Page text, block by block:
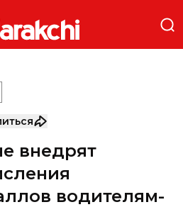
внедрят
водителям-